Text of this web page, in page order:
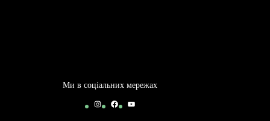
Ми в соціальних мережах
InstagramFacebookYouTube